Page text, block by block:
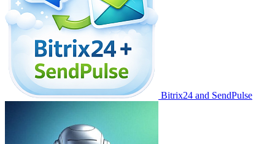
Bitrix24 and SendPulse